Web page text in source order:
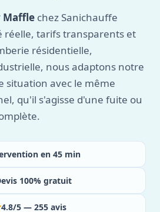
Maffle chez Sanichauffe
réelle, tarifs transparents et
résidentielle,
nous adaptons notre
situation avec le même
qu'il s'agisse d'une fuite ou
en 45 min
100% gratuit
4.8/5 — 255 avis